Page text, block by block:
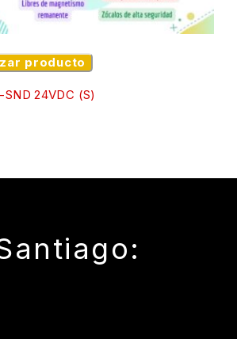
producto
SND 24VDC (S)